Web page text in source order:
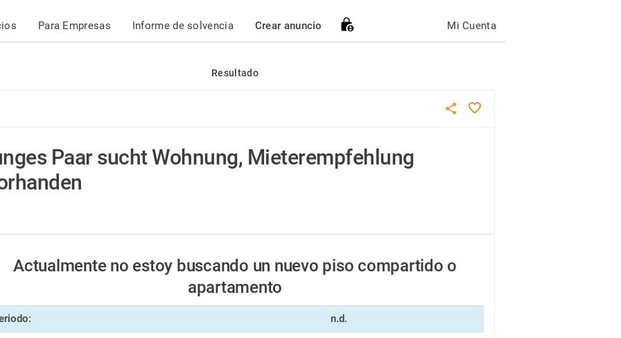
Para Empresas Informe de solvencia Crear anuncio Mi Cuenta
Resultado
Paar sucht Wohnung, Mieterempfehlung
Actualmente no estoy buscando un nuevo piso compartido o
apartamento
n.d.